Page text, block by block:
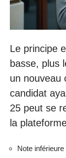
Le principe
basse, plus
un nouveau
candidat
25 peut se
la
Note